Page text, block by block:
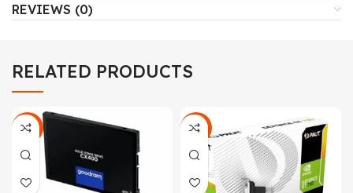
REVIEWS (0)
RELATED PRODUCTS
-18% -21%